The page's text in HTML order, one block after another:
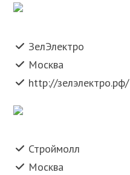
ЗелЭлектро
Москва
http://зелэлектро.рф/
Строймолл
Москва